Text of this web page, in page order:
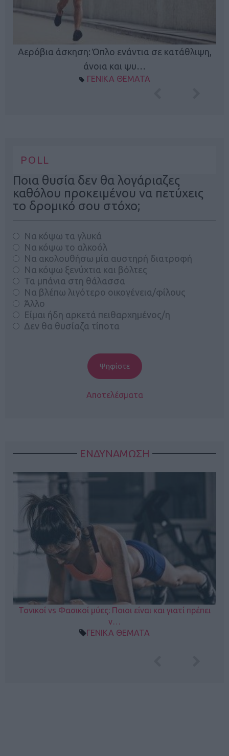
Αερόβια άσκηση: Όπλο ενάντια σε κατάθλιψη,
άνοια και ψυ…
ΓΕΝΙΚΑ ΘΕΜΑΤΑ
POLL
Ποια θυσία δεν θα λογάριαζες
καθόλου προκειμένου να πετύχεις
το δρομικό σου στόχο;
Να κόψω τα γλυκά
Να κόψω το αλκοόλ
Να ακολουθήσω μία αυστηρή διατροφή
Να κόψω ξενύχτια και βόλτες
Τα μπάνια στη θάλασσα
Να βλέπω λιγότερο οικογένεια/φίλους
Άλλο
Είμαι ήδη αρκετά πειθαρχημένος/η
Δεν θα θυσίαζα τίποτα
Αποτελέσματα
ΕΝΔΥΝΑΜΩΣΗ
Τονικοί vs Φασικοί μύες: Ποιοι είναι και γιατί πρέπει
ν…
ΓΕΝΙΚΑ ΘΕΜΑΤΑ